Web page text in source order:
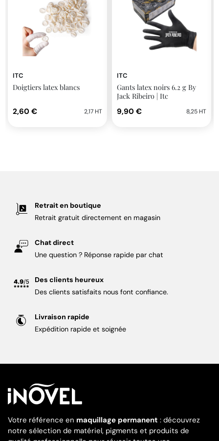
ITC
Doigtiers latex blancs
2,60 € 2,17 HT
ITC
Gants latex noirs 6.2 g By
Jack Ribeiro | Itc
9,90 €
8,25 HT
Retrait en boutique
Retrait gratuit directement en magasin
Chat direct
Une question ? Réponse rapide par chat
Des clients heureux
Des clients satisfaits nous font confiance.
Livraison rapide
Expédition rapide et soignée
Votre référence en maquillage permanent : découvrez
notre sélection de matériel, pigments et produits de